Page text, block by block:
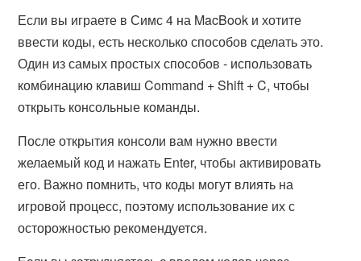
Если вы играете в Симс 4 на MacBook и хотите
ввести коды, есть несколько способов сделать это.
Один из самых простых способов - использовать
комбинацию клавиш Command + Shift + C, чтобы
открыть консольные команды.
После открытия консоли вам нужно ввести
желаемый код и нажать Enter, чтобы активировать
его. Важно помнить, что коды могут влиять на
игровой процесс, поэтому использование их с
осторожностью рекомендуется.